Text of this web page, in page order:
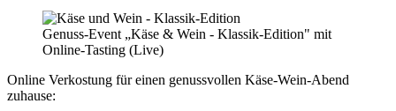
Genuss-Event „Käse & Wein - Klassik-Edition" mit
Online-Tasting (Live)
Online Verkostung für einen genussvollen Käse-Wein-Abend
zuhause: